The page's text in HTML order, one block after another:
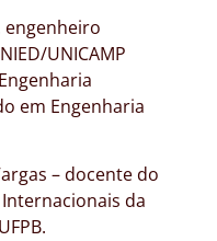
engenheiro
UNICAMP
em Engenharia
– docente do
da